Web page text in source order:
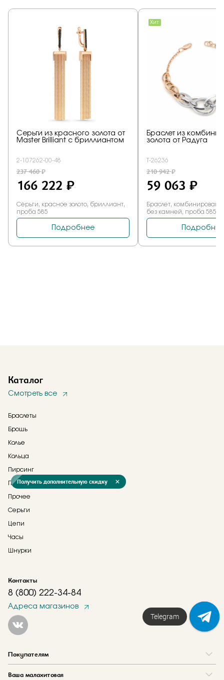
Каталог
Смотреть все
Браслеты
Брошь
Колье
Кольца
Пирсинг
Подвески
Прочее
Серьги
Цепи
Часы
Шнурки
Контакты
8 (800) 222-34-84
Адреса магазинов
Покупателям
Ваша малахитовая
Получить дополнительную скидку
Telegram